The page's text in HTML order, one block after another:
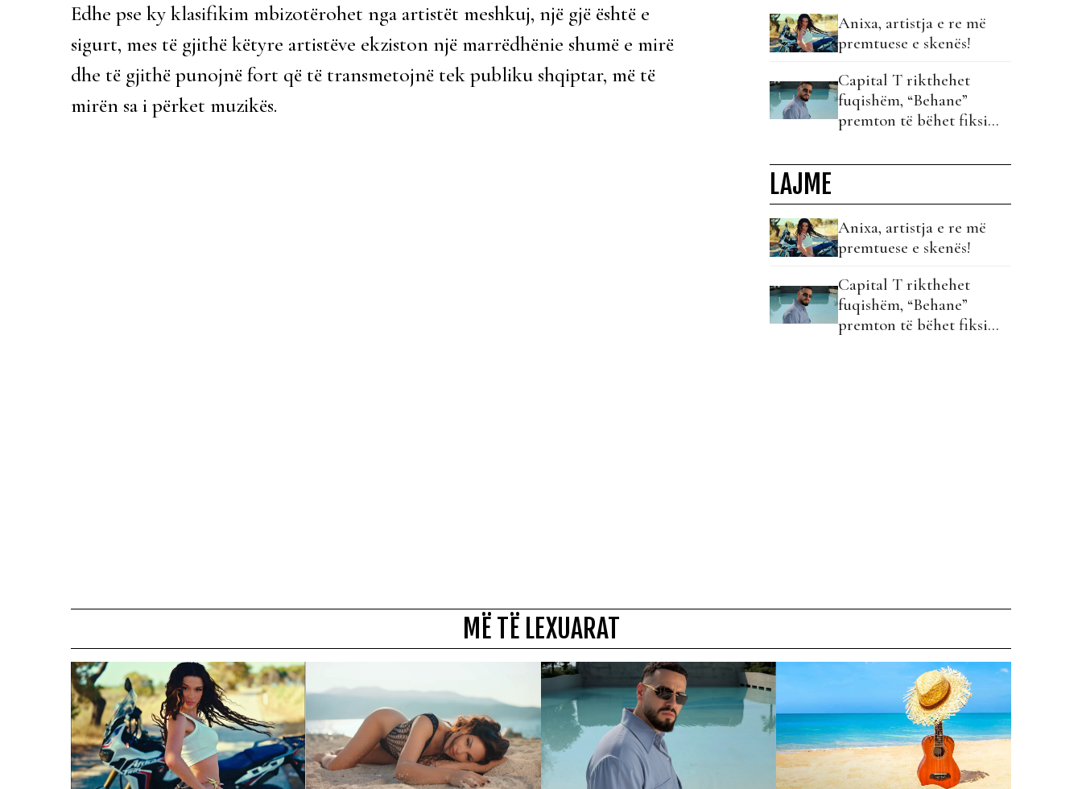
Edhe pse ky klasifikim mbizotërohet nga artistët meshkuj, një gjë është e
sigurt, mes të gjithë këtyre artistëve ekziston një marrëdhënie shumë e mirë
dhe të gjithë punojnë fort që të transmetojnë tek publiku shqiptar, më të
mirën sa i përket muzikës.
Anixa, artistja e re më
premtuese e skenës!
Capital T rikthehet
fuqishëm, “Behane”
premton të bëhet fiksimi
LAJME
Anixa, artistja e re më
premtuese e skenës!
Capital T rikthehet
fuqishëm, “Behane”
premton të bëhet fiksimi
MË TË LEXUARAT